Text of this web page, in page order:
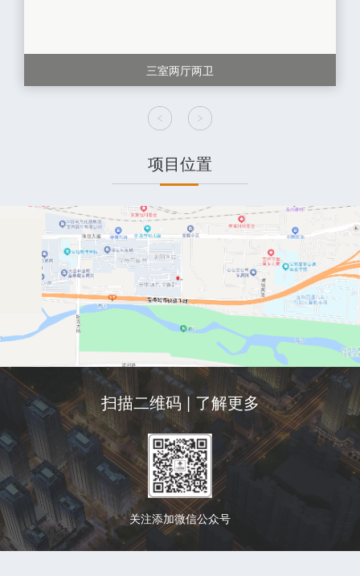
三室两厅两卫
项目位置
扫描二维码 | 了解更多
关注添加微信公众号